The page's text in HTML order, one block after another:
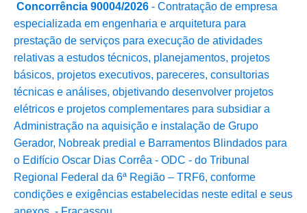
Concorrência 90004/2026 - Contratação de empresa
especializada em engenharia e arquitetura para
prestação de serviços para execução de atividades
relativas a estudos técnicos, planejamentos, projetos
básicos, projetos executivos, pareceres, consultorias
técnicas e análises, objetivando desenvolver projetos
elétricos e projetos complementares para subsidiar a
Administração na aquisição e instalação de Grupo
Gerador, Nobreak predial e Barramentos Blindados para
o Edifício Oscar Dias Corrêa - ODC - do Tribunal
Regional Federal da 6ª Região – TRF6, conforme
condições e exigências estabelecidas neste edital e seus